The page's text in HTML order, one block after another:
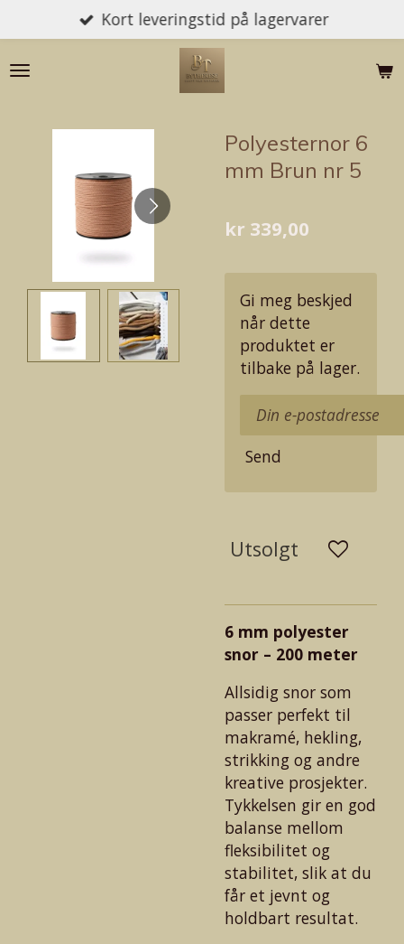
til
hovedinnhold
Kort leveringstid på lagervarer
Polyesternor 6
mm Brun nr 5
kr 339,00
Gi meg beskjed
når dette
produktet er
tilbake på lager.
Send
Utsolgt
6 mm polyester
snor – 200 meter
Allsidig snor som
passer perfekt til
makramé, hekling,
strikking og andre
kreative prosjekter.
Tykkelsen gir en god
balanse mellom
fleksibilitet og
stabilitet, slik at du
får et jevnt og
holdbart resultat.